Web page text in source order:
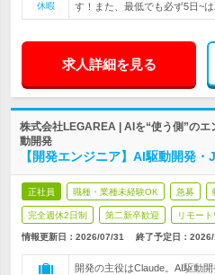
休暇
す！また、最低でも必ず5日~
求人詳細を見る
株式会社LEGAREA | AIを“使う側”の
動開発
【開発エンジニア】AI駆動開発
正社員 職種・業種未経験OK 急募
完全週休2日制 第二新卒歓迎 リモー
情報更新日：2026/07/31 終了予定日： 2026/
開発の主役はClaude。AI駆動